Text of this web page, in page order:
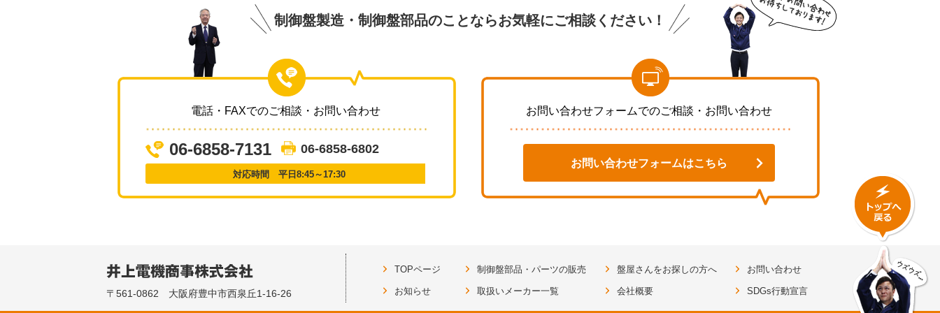
制御盤製造・制御盤部品のことならお気軽にご相談ください！
電話・FAXでのご相談・お問い合わせ
06-6858-7131 06-6858-6802
対応時間 平日8:45～17:30
お問い合わせフォームでのご相談・お問い合わせ
お問い合わせフォームはこちら
〒561-0862 大阪府豊中市西泉丘1-16-26
TOPページ 制御盤部品・パーツの販売 盤屋さんをお探しの方へ お問い合わせ
お知らせ 取扱いメーカー一覧 会社概要 SDGs行動宣言